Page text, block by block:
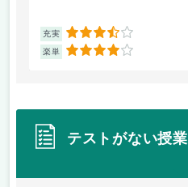
充実 3.5
楽単 4
テストがない授業